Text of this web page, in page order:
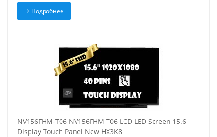
Подробнее
NV156FHM-T06 NV156FHM T06 LCD LED Screen 15.6
Display Touch Panel New HX3K8